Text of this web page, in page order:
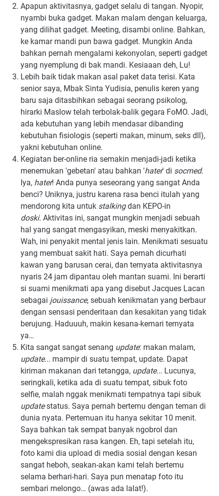
Apapun aktivitasnya, gadget selalu di tangan. Nyopir,
nyambi buka gadget. Makan malam dengan keluarga,
yang dilihat gadget. Meeting, disambi online. Bahkan,
ke kamar mandi pun bawa gadget. Mungkin Anda
bahkan pernah mengalami kekonyolan, seperti gadget
yang nyemplung di bak mandi. Kesiaaan deh, Lu!
Lebih baik tidak makan asal paket data terisi. Kata
senior saya, Mbak Sinta Yudisia, penulis keren yang
baru saja ditasbihkan sebagai seorang psikolog,
hirarki Maslow telah terbolak-balik gegara FoMO. Jadi,
ada kebutuhan yang lebih mendasar dibanding
kebutuhan fisiologis (seperti makan, minum, seks dll),
yakni kebutuhan online.
Kegiatan ber-online ria semakin menjadi-jadi ketika
menemukan 'gebetan' atau bahkan 'hater' di socmed.
Iya, hater! Anda punya seseorang yang sangat Anda
benci? Uniknya, justru karena rasa benci itulah yang
mendorong kita untuk stalkingdan KEPO-in
doski. Aktivitas ini, sangat mungkin menjadi sebuah
hal yang sangat mengasyikan, meski menyakitkan.
Wah, ini penyakit mental jenis lain. Menikmati sesuatu
yang membuat sakit hati. Saya pernah dicurhati
kawan yang barusan cerai, dan ternyata aktivitasnya
nyaris 24 jam dipantau oleh mantan suami. Ini berarti
si suami menikmati apa yang disebut Jacques Lacan
sebagai jouissance, sebuah kenikmatan yang berbaur
dengan sensasi penderitaan dan kesakitan yang tidak
berujung. Haduuuh, makin kesana-kemari ternyata
ya…
Kita sangat sangat senang update: makan malam,
update... mampir di suatu tempat, update. Dapat
kiriman makanan dari tetangga, update... Lucunya,
seringkali, ketika ada di suatu tempat, sibuk foto
selfie, malah nggak menikmati tempatnya tapi sibuk
updatestatus. Saya pernah bertemu dengan teman di
dunia nyata. Pertemuan itu hanya sekitar 10 menit.
Saya bahkan tak sempat banyak ngobrol dan
mengekspresikan rasa kangen. Eh, tapi setelah itu,
foto kami dia upload di media sosial dengan kesan
sangat heboh, seakan-akan kami telah bertemu
selama berhari-hari. Saya pun menatap foto itu
sembari melongo… (awas ada lalat!).